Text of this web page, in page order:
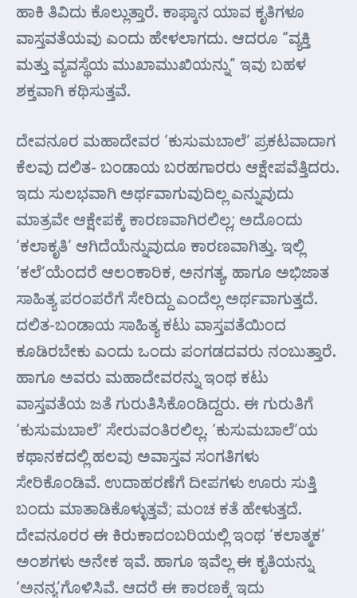
ಹಾಕಿ ತಿವಿದು ಕೊಲ್ಲುತ್ತಾರೆ. ಕಾಫ್ಕಾನ ಯಾವ ಕೃತಿಗಳೂ
ವಾಸ್ತವತೆಯವು ಎಂದು ಹೇಳಲಾಗದು. ಆದರೂ “ವ್ಯಕ್ತಿ
ಮತ್ತು ವ್ಯವಸ್ಥೆಯ ಮುಖಾಮುಖಿಯನ್ನು” ಇವು ಬಹಳ
ಶಕ್ತವಾಗಿ ಕಥಿಸುತ್ತವೆ.
ದೇವನೂರ ಮಹಾದೇವರ ‘ಕುಸುಮಬಾಲೆ’ ಪ್ರಕಟವಾದಾಗ
ಕೆಲವು ದಲಿತ- ಬಂಡಾಯ ಬರಹಗಾರರು ಆಕ್ಷೇಪವೆತ್ತಿದರು.
ಇದು ಸುಲಭವಾಗಿ ಅರ್ಥವಾಗುವುದಿಲ್ಲ ಎನ್ನುವುದು
ಮಾತ್ರವೇ ಆಕ್ಷೇಪಕ್ಕೆ ಕಾರಣವಾಗಿರಲಿಲ್ಲ; ಅದೊಂದು
‘ಕಲಾಕೃತಿ’ ಆಗಿದೆಯೆನ್ನುವುದೂ ಕಾರಣವಾಗಿತ್ತು. ಇಲ್ಲಿ
‘ಕಲೆ’ಯೆಂದರೆ ಆಲಂಕಾರಿಕ, ಅನಗತ್ಯ, ಹಾಗೂ ಅಭಿಜಾತ
ಸಾಹಿತ್ಯ ಪರಂಪರೆಗೆ ಸೇರಿದ್ದು ಎಂದೆಲ್ಲ ಅರ್ಥವಾಗುತ್ತದೆ.
ದಲಿತ-ಬಂಡಾಯ ಸಾಹಿತ್ಯ ಕಟು ವಾಸ್ತವತೆಯಿಂದ
ಕೂಡಿರಬೇಕು ಎಂದು ಒಂದು ಪಂಗಡದವರು ನಂಬುತ್ತಾರೆ.
ಹಾಗೂ ಅವರು ಮಹಾದೇವರನ್ನು ಇಂಥ ಕಟು
ವಾಸ್ತವತೆಯ ಜತೆ ಗುರುತಿಸಿಕೊಂಡಿದ್ದರು. ಈ ಗುರುತಿಗೆ
‘ಕುಸುಮಬಾಲೆ’ ಸೇರುವಂತಿರಲಿಲ್ಲ. ‘ಕುಸುಮಬಾಲೆ’ಯ
ಕಥಾನಕದಲ್ಲಿ ಹಲವು ಅವಾಸ್ತವ ಸಂಗತಿಗಳು
ಸೇರಿಕೊಂಡಿವೆ. ಉದಾಹರಣೆಗೆ ದೀಪಗಳು ಊರು ಸುತ್ತಿ
ಬಂದು ಮಾತಾಡಿಕೊಳ್ಳುತ್ತವೆ; ಮಂಚ ಕತೆ ಹೇಳುತ್ತದೆ.
ದೇವನೂರರ ಈ ಕಿರುಕಾದಂಬರಿಯಲ್ಲಿ ಇಂಥ ‘ಕಲಾತ್ಮಕ’
ಅಂಶಗಳು ಅನೇಕ ಇವೆ. ಹಾಗೂ ಇವೆಲ್ಲ ಈ ಕೃತಿಯನ್ನು
‘ಅನನ್ಯ’ಗೊಳಿಸಿವೆ. ಆದರೆ ಈ ಕಾರಣಕ್ಕೆ ಇದು